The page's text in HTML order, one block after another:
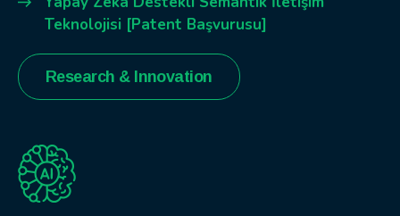
Teknolojisi [Patent Başvurusu]
Research & Innovation